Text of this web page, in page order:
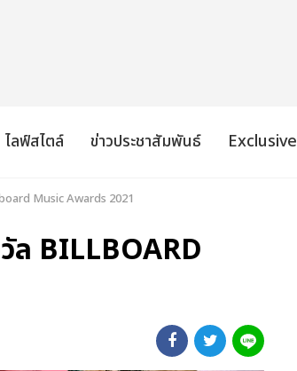
ไลฟ์สไตล์ ข่าวประชาสัมพันธ์ Exclusive
Music Awards 2021
ล BILLBOARD